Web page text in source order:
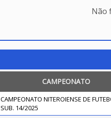
Não
CAMPEONATO
CAMPEONATO NITEROIENSE DE
SUB. 14/2025